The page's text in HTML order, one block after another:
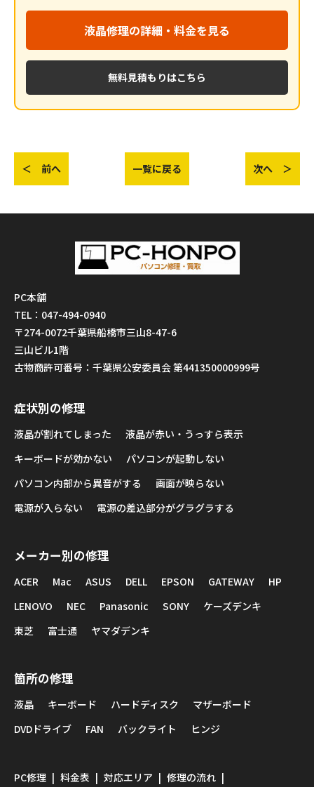
液晶修理の詳細・料金を見る
無料見積もりはこちら
＜ 前へ 一覧に戻る 次へ ＞
PC本舗
TEL：047-494-0940
〒274-0072千葉県船橋市三山8-47-6
三山ビル1階
古物商許可番号：千葉県公安委員会 第441350000999号
症状別の修理
液晶が割れてしまった
液晶が赤い・うっすら表示
キーボードが効かない
パソコンが起動しない
パソコン内部から異音がする
画面が映らない
電源が入らない
電源の差込部分がグラグラする
メーカー別の修理
ACER Mac ASUS DELL EPSON GATEWAY
HP
LENOVO
NEC Panasonic SONY
ケーズデンキ
東芝
富士通 ヤマダデンキ
箇所の修理
液晶 キーボード ハードディスク
マザーボード
DVDドライブ
FAN バックライト ヒンジ
PC修理 料金表 対応エリア 修理の流れ